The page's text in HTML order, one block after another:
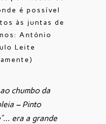
é possível
às juntas de
António
Leite
chumbo da
– Pinto
era a grande